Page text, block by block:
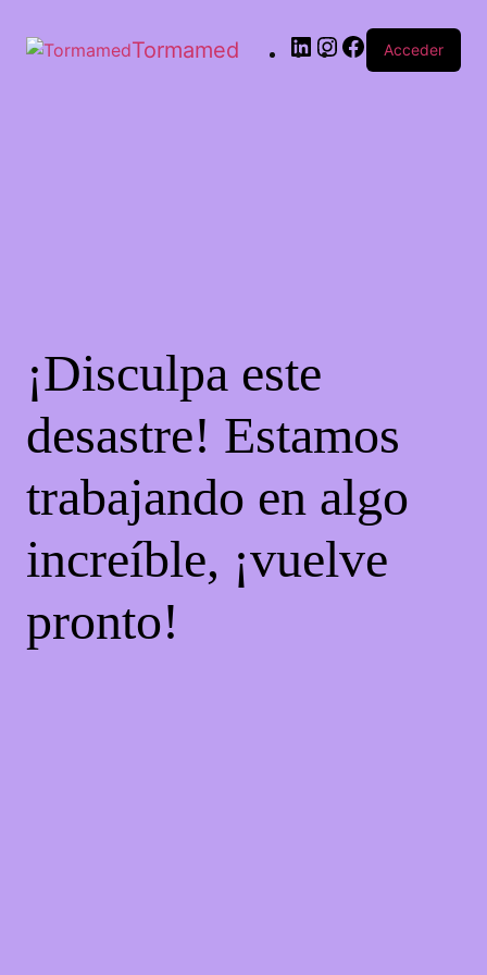
Tormamed Acceder
¡Disculpa este
desastre! Estamos
trabajando en algo
increíble, ¡vuelve
pronto!